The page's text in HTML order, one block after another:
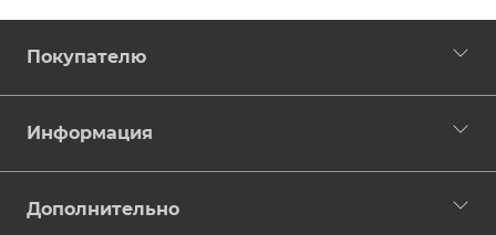
Покупателю
Информация
Дополнительно